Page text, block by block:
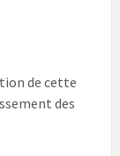
de cette
des